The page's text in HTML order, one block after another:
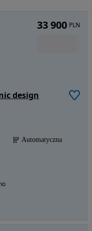
design
Automatyczna
33 900 PLN